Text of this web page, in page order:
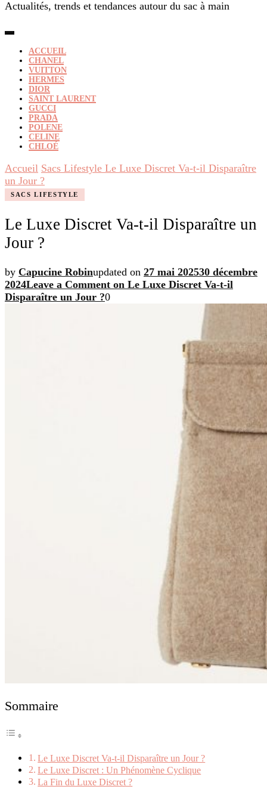
Actualités, trends et tendances autour du sac à main
ACCUEIL
CHANEL
VUITTON
HERMES
DIOR
SAINT LAURENT
GUCCI
PRADA
POLENE
CELINE
CHLOÉ
Accueil Sacs Lifestyle Le Luxe Discret Va-t-il Disparaître
un Jour ?
SACS LIFESTYLE
Le Luxe Discret Va-t-il Disparaître un
Jour ?
by Capucine Robinupdated on 27 mai 202530 décembre
2024Leave a Comment on Le Luxe Discret Va-t-il
Disparaître un Jour ?0
Sommaire
Le Luxe Discret Va-t-il Disparaître un Jour ?
Le Luxe Discret : Un Phénomène Cyclique
La Fin du Luxe Discret ?